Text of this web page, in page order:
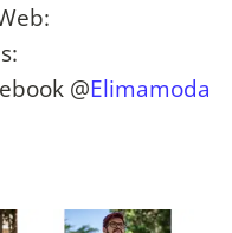
@Elimamoda